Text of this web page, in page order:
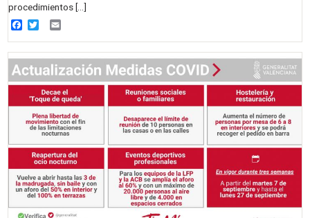
procedimientos […]
Facebook
Twitter